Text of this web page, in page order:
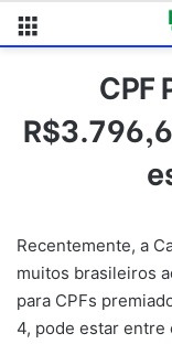
Recentemente, a
muitos brasileiros
para CPFs
4, pode estar entre